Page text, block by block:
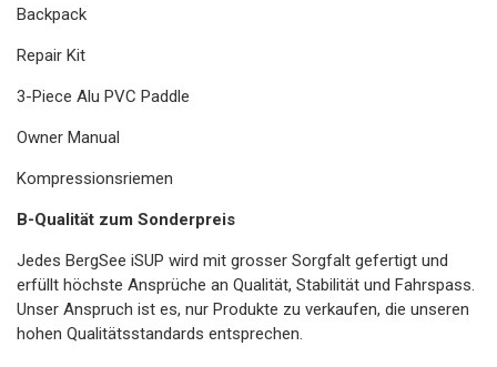
Backpack
Repair Kit
3-Piece Alu PVC Paddle
Owner Manual
Kompressionsriemen
B-Qualität zum Sonderpreis
Jedes BergSee iSUP wird mit grosser Sorgfalt gefertigt und
erfüllt höchste Ansprüche an Qualität, Stabilität und Fahrspass.
Unser Anspruch ist es, nur Produkte zu verkaufen, die unseren
hohen Qualitätsstandards entsprechen.